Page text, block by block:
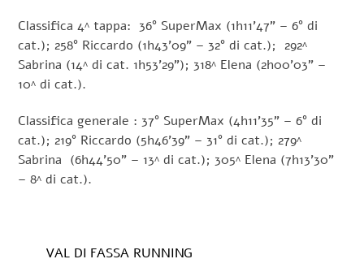
Classifica 4^ tappa: 36° SuperMax (1h11’47” – 6° di
cat.); 258° Riccardo (1h43’09” – 32° di cat.); 292^
Sabrina (14^ di cat. 1h53’29”); 318^ Elena (2h00’03” –
10^ di cat.).
Classifica generale : 37° SuperMax (4h11’35” – 6° di
cat.); 219° Riccardo (5h46’39” – 31° di cat.); 279^
Sabrina (6h44’50” – 13^ di cat.); 305^ Elena (7h13’30”
– 8^ di cat.).
VAL DI FASSA RUNNING